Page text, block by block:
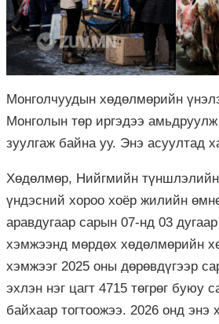
Монголчуудын хөдөлмөрийн
Монголын төр иргэдээ
зуулгаж байна уу. Энэ асуултад
Хөдөлмөр, Нийгмийн түншлэлийн
үндэсний хороо хоёр жилийн
аравдугаар сарын 07-нд 03
хэмжээнд мөрдөх хөдөлмөрийн
хэмжээг 2025 оны дөрөвдүгээр
эхлэн нэг цагт 4715 төгрөг буюу
байхаар тогтоожээ. 2026 онд энэ